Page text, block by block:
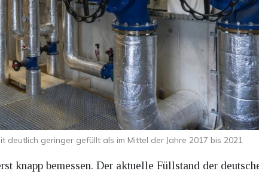
deutlich geringer gefüllt als im Mittel der Jahre 2017 bis 2021
knapp bemessen. Der aktuelle Füllstand der